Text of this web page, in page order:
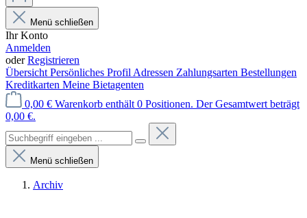
Menü schließen
Ihr Konto
Anmelden
oderRegistrieren
Übersicht Persönliches Profil Adressen Zahlungsarten Bestellungen
Kreditkarten Meine Bietagenten
0,00 € Warenkorb enthält 0 Positionen. Der Gesamtwert beträgt
0,00 €.
Menü schließen
Archiv